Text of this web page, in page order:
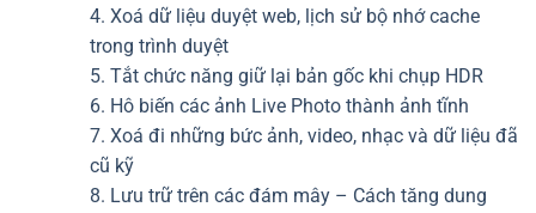
4. Xoá dữ liệu duyệt web, lịch sử bộ nhớ cache
trong trình duyệt
5. Tắt chức năng giữ lại bản gốc khi chụp HDR
6. Hô biến các ảnh Live Photo thành ảnh tĩnh
7. Xoá đi những bức ảnh, video, nhạc và dữ liệu đã
cũ kỹ
8. Lưu trữ trên các đám mây – Cách tăng dung